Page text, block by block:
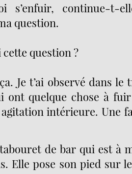
s’enfuir, continue-t-
question.
question ?
Je t’ai observé dans le
ont quelque chose à
agitation intérieure. Une
tabouret de bar qui est à
Elle pose son pied sur